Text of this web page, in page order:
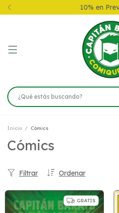
10% en
Inicio / Cómics
Cómics
Ordenar
Filtrar
GRATIS